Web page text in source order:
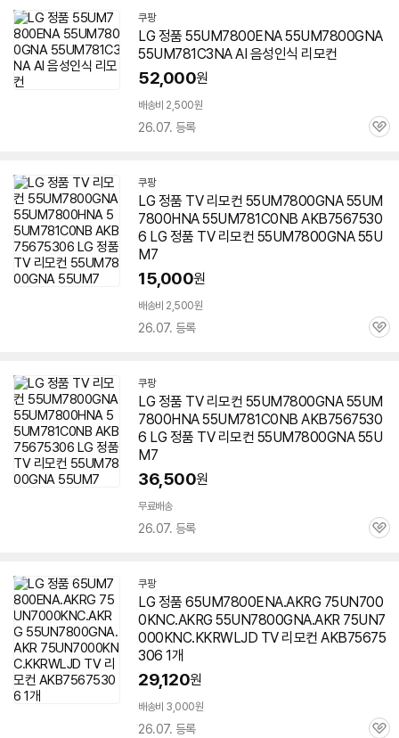
쿠팡
LG 정품 55UM7800ENA55UM7800GNA
55UM781C3NA AI 음성인식 리모컨
52,000원
배송비 2,500원
26.07. 등록
관
쿠팡
LG 정품 TV 리모컨 55UM7800GNA55UM
7800HNA 55UM781C0NB AKB7567530
6 LG 정품 TV 리모컨 55UM7800GNA55U
M7
15,000원
배송비 2,500원
26.07. 등록
관
쿠팡
LG 정품 TV 리모컨 55UM7800GNA55UM
7800HNA 55UM781C0NB AKB7567530
6 LG 정품 TV 리모컨 55UM7800GNA55U
M7
36,500원
무료배송
26.07. 등록
관
쿠팡
LG 정품 65UM7800ENA.AKRG 75UN700
0KNC.AKRG 55UN7800GNA.AKR 75UN7
000KNC.KKRWLJD TV 리모컨 AKB75675
306 1개
29,120원
배송비 3,000원
26.07. 등록